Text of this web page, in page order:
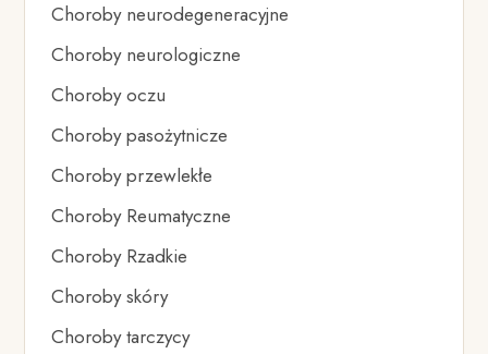
Choroby neurodegeneracyjne
Choroby neurologiczne
Choroby oczu
Choroby pasożytnicze
Choroby przewlekłe
Choroby Reumatyczne
Choroby Rzadkie
Choroby skóry
Choroby tarczycy